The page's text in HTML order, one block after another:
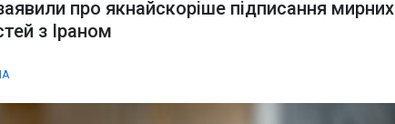
про якнайскоріше підписання мирних
з Іраном